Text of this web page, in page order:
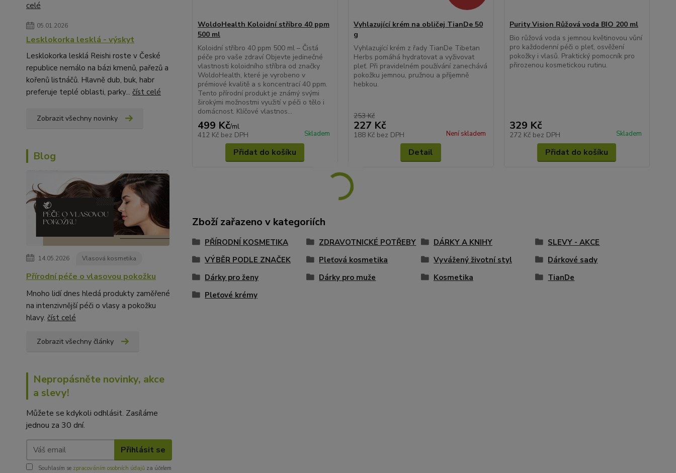
celé
05.01.2026
Lesklokorka lesklá - výskyt
Lesklokorka lesklá Reishi roste v České
republice nemálo na bázi kmenů, pařezů a
kořenů listnáčů. Hlavně dub, buk, habr
preferuje teplé oblasti, parky... číst celé
Zobrazit všechny novinky
Blog
14.05.2026 Vlasová kosmetika
Přírodní péče o vlasovou pokožku
Mnoho lidí dnes hledá produkty zaměřené
na intenzivnější péči o vlasy a pokožku
hlavy. číst celé
Zobrazit všechny články
Nepropásněte novinky, akce
a slevy!
Můžete se kdykoli odhlásit. Zasíláme
jednou za 30 dní.
Přihlásit se
Souhlasím se zpracováním osobních údajů za účelem
WoldoHealth Koloidní stříbro 40 ppm
500 ml
Koloidní stříbro 40 ppm 500 ml – Čistá
péče pro vaše zdraví Objevte jedinečné
vlastnosti koloidního stříbra od značky
WoldoHealth, které je vyrobeno v
prémiové kvalitě a s koncentrací 40 ppm.
Tento přírodní produkt je známý svými
širokými možnostmi využití v péči o tělo i
domácnost. Klíčové vlastnos...
499 Kč/ml
412 Kč bez DPH Skladem
Přidat do košíku
Vyhlazující krém na obličej TianDe 50
g
Vyhlazující krém z řady TianDe Tibetan
Herbs pomáhá hydratovat a vyživovat
pleť. Při pravidelném používání zanechává
pokožku jemnou, pružnou a příjemně
hebkou.
253 Kč
227 Kč
188 Kč bez DPH Není skladem
Detail
Purity Vision Růžová voda BIO 200 ml
Bio růžová voda s jemnou květinovou vůní
pro každodenní péči o pleť, osvěžení
pokožky i vlasů. Praktický pomocník pro
přirozenou kosmetickou rutinu.
329 Kč
272 Kč bez DPH Skladem
Přidat do košíku
Zboží zařazeno v kategoriích
PŘÍRODNÍ KOSMETIKA ZDRAVOTNICKÉ POTŘEBY DÁRKY A KNIHY
SLEVY - AKCE
VÝBĚR PODLE ZNAČEK
Pleťová kosmetika Vyvážený životní styl
Dárkové sady
Dárky pro ženy
Dárky pro muže Kosmetika
TianDe
Pleťové krémy